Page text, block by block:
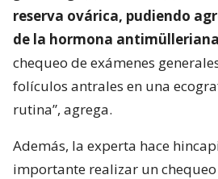
reserva ovárica, pudiendo
de la hormona antimülleriana
chequeo de exámenes
folículos antrales en una
rutina”, agrega.
Además, la experta hace
importante realizar un